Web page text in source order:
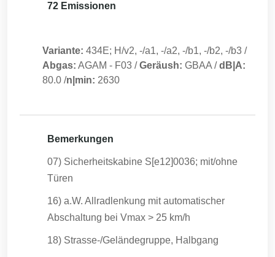
72 Emissionen
Variante: 434E; H/v2, -/a1, -/a2, -/b1, -/b2, -/b3 /
Abgas: AGAM - F03 /Geräush: GBAA /dB|A:
80.0 /n|min: 2630
Bemerkungen
07) Sicherheitskabine S[e12]0036; mit/ohne
Türen
16) a.W. Allradlenkung mit automatischer
Abschaltung bei Vmax > 25 km/h
18) Strasse-/Geländegruppe, Halbgang